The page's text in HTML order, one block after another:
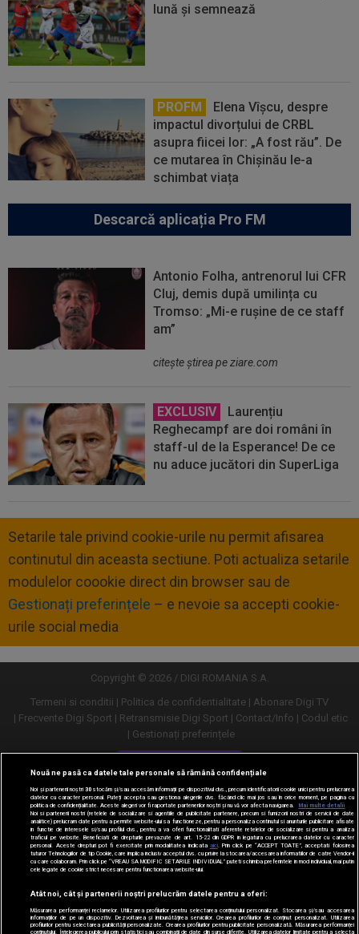
lună și semnează
PROFM
Elena Vîșcu, despre
impactul divorțului de CRBL
asupra fiicei lor: „A fost rău”. De
ce mutarea în Chișinău le-a
schimbat viața
Descarcă aplicația Pro FM
Antonio Folha, antrenorul lui CFR
Cluj, demis după umilința cu
Tromso: „Mi-e rușine de ce staff
am”
citeşte ştirea pe ziare.com
EXCLUSIV
Laurențiu
Reghecampf are doi români în
staff-ul de la Esperance! De ce
nu aduce jucători din SuperLiga
Setarile tale privind cookie-urile nu permit afisarea
continutul din aceasta sectiune. Poti actualiza setarile
modulelor coookie direct din browser sau de
Gestionați preferințele – e nevoie sa accepti cookie-
urile social media
Copyright © 2026 / DIGI ROMANIA S.A.
Termeni si conditii
Politica de confidentialitate
Abonare Digi TV
Frecvente Digi Sport
Retransmisie Digi Sport Contact/Info
Codul etic
Gestionați preferințele
Versiune desktop
Nouă ne pasă ca datele tale personale să rămână confidențiale
Noi și partenerii noștri30stocăm și/sau accesăm informații pe dispozitivul dvs., precum identificatorii cookie unici pentru prelucrarea
datelor cu caracter personal. Puteți accepta sau gestiona alegerile dvs. făcând clic mai jos sau în orice moment, pe pagina cu
politica de confidențialitate. Aceste alegeri vor fi raportate partenerilor noștri și nu vă vor afecta navigarea.
Mai multe detalii
Noi si partenerii nostri (retelele de socializare si agentiile de publicitate partenere, precum si furnizorii nostri de servicii de date
analitice) prelucram date pentru a permite website-ului sa functioneze, pentru a personaliza continutul si anunturile publicitare afisate
in functie de interesele si/sau profilul dvs., pentru a va oferi functionalitati aferente retelelor de socializare si pentru a analiza
traficul pe website. Beneficiati de drepturile prevazute de art. 15-22 din GDPR in legatura cu prelucrarea datelor cu caracter
personal. Aceste drepturi pot fi exercitate prin modalitatea indicata aici. Prin click pe “ACCEPT TOATE”, acceptati folosirea
tuturor Tehnologiilor de tip Cookie, care implica inclusiv acceptul dvs. cu privire la stocarea/accesarea informatiilor de catre Vendor-ii
cu care colaboram. Prin click pe “VREAU SA MODIFIC SETARILE INDIVIDUAL” puteti schimba preferintele in mod individual, mai putin
cele legate de cookie strict necesare pentru functionarea website-ului.
Atât noi, cât și partenerii noștri prelucrăm datele pentru a oferi:
Măsurarea performanței reclamelor. Utilizarea profilurilor pentru selectarea conținutului personalizat. Stocarea și/sau accesarea
informațiilor de pe un dispozitiv. Dezvoltarea și îmbunătățirea serviciilor. Crearea profilurilor de conținut personalizat. Utilizarea
profilurilor pentru selectarea publicității personalizate. Crearea profilurilor pentru publicitate personalizată. Măsurarea performanței
conținutului. Înțelegerea publicului prin statistici sau combinații de date din surse diferite. Utilizarea datelor limitate pentru a selecta